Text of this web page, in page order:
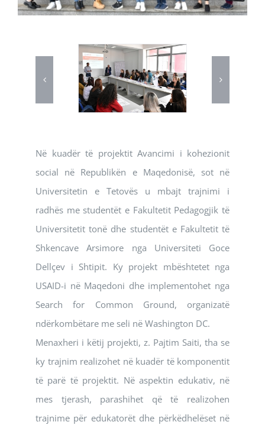
Në kuadër të projektit Avancimi i kohezionit
social në Republikën e Maqedonisë, sot në
Universitetin e Tetovës u mbajt trajnimi i
radhës me studentët e Fakultetit Pedagogjik të
Universitetit tonë dhe studentët e Fakultetit të
Shkencave Arsimore nga Universiteti Goce
Dellçev i Shtipit. Ky projekt mbështetet nga
USAID-i në Maqedoni dhe implementohet nga
Search for Common Ground, organizatë
ndërkombëtare me seli në Washington DC.
Menaxheri i këtij projekti, z. Pajtim Saiti, tha se
ky trajnim realizohet në kuadër të komponentit
të parë të projektit. Në aspektin edukativ, në
mes tjerash, parashihet që të realizohen
trajnime për edukatorët dhe përkëdhelëset në